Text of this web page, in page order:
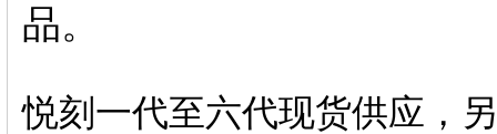
品。
悦刻一代至六代现货供应，